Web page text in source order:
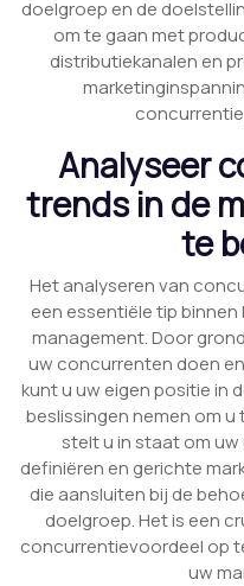
doelgroep en de
om te gaan met
distributiekanalen en
Analyseer
trends in de
te
Het analyseren van
een essentiële tip
management. Door
uw concurrenten doen
kunt u uw eigen positie in
beslissingen nemen om
stelt u in staat om
definiëren en gerichte
die aansluiten bij de
doelgroep. Het is een
concurrentievoordeel op
uw